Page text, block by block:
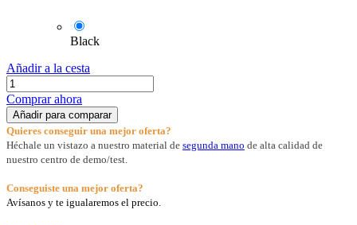
Black
Añadir a la cesta
Comprar ahora
Añadir para comparar
Quieres conseguir una mejor oferta?
Héchale un vistazo a nuestro material de segunda mano de alta calidad de
nuestro centro de demo/test.
Conseguiste una mejor oferta?
Avísanos y te igualaremos el precio.